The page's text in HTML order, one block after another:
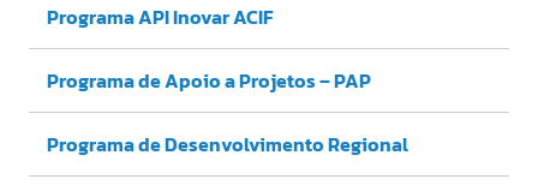
Programa API Inovar ACIF
Programa de Apoio a Projetos – PAP
Programa de Desenvolvimento Regional